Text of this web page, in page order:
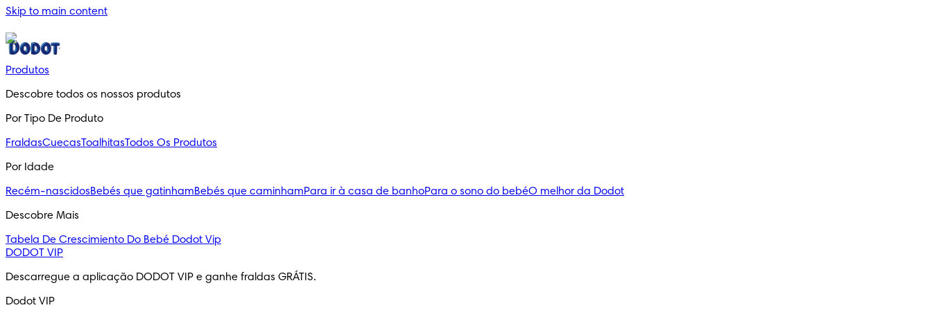
Skip to main content
Produtos
Descobre todos os nossos produtos
Por Tipo De Produto
FraldasCuecasToalhitasTodos Os Produtos
Por Idade
Recém-nascidosBebés que gatinhamBebés que caminhamPara ir à casa de banhoPara o sono do bebéO melhor da Dodot
Descobre Mais
Tabela De Crescimiento Do Bebé Dodot Vip
DODOT VIP
Descarregue a aplicação DODOT VIP e ganhe fraldas GRÁTIS.
Dodot VIP